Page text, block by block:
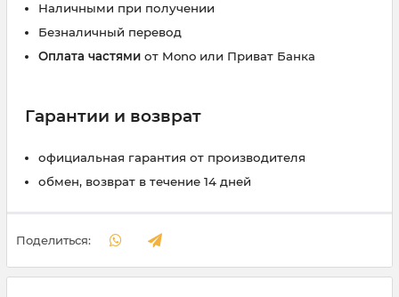
Наличными при получении
Безналичный перевод
Оплата частями от Mono или Приват Банка
Гарантии и возврат
официальная гарантия от производителя
обмен, возврат в течение 14 дней
Поделиться: